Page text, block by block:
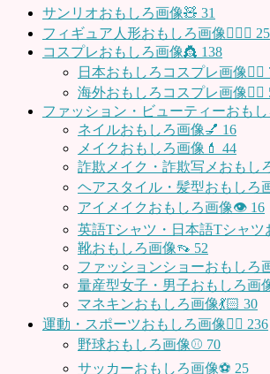
サンリオおもしろ画像🧸 31
フィギュア人形おもしろ画像🧍🏼‍♂️ 25
コスプレおもしろ画像👸 138
日本おもしろコスプレ画像🧝‍♀️
海外おもしろコスプレ画像🧝‍♂️
ファッション・ビューティーおも
ネイルおもしろ画像💅 16
メイクおもしろ画像💄 44
詐欺メイク・詐欺写メおもし
ヘアスタイル・髪型おもしろ
アイメイクおもしろ画像👁 16
英語Tシャツ・日本語Tシャツ
靴おもしろ画像👡 52
ファッションショーおもしろ
量産型女子・男子おもしろ画
マネキンおもしろ画像💃🏻 30
運動・スポーツおもしろ画像🏃‍♂️ 236
野球おもしろ画像⚾ 70
サッカーおもしろ画像⚽️ 25